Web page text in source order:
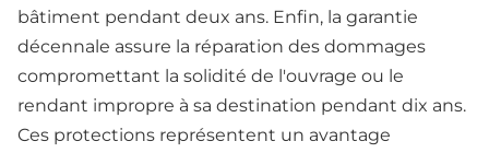
bâtiment pendant deux ans. Enfin, la garantie
décennale assure la réparation des dommages
compromettant la solidité de l'ouvrage ou le
rendant impropre à sa destination pendant dix ans.
Ces protections représentent un avantage